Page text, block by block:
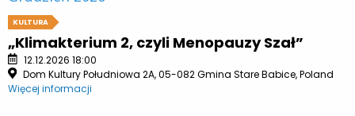
KULTURA
„Klimakterium 2, czyli Menopauzy Szał”
12.12.2026 18:00
Dom Kultury Południowa 2A, 05-082 Gmina Stare Babice, Poland
Więcej informacji